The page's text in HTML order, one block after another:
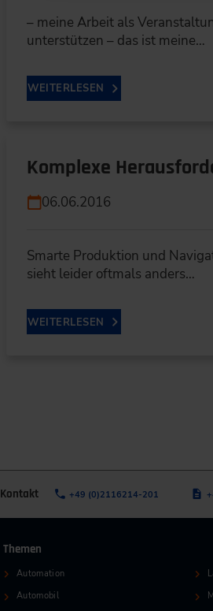
– meine Arbeit als
unterstützen – das ist meine…
WEITERLESEN
Komplexe
06.06.2016
Smarte Produktion und
sieht leider oftmals anders…
WEITERLESEN
Kontakt +49 (0)2116214-201
Themen
Automation
Automobil